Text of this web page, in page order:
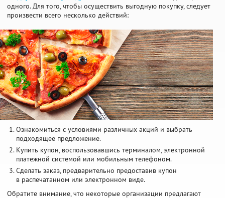
одного. Для того, чтобы осуществить выгодную покупку, следует
произвести всего несколько действий:
Ознакомиться с условиями различных акций и выбрать
подходящее предложение.
Купить купон, воспользовавшись терминалом, электронной
платежной системой или мобильным телефоном.
Сделать заказ, предварительно предоставив купон
в распечатанном или электронном виде.
Обратите внимание, что некоторые организации предлагают